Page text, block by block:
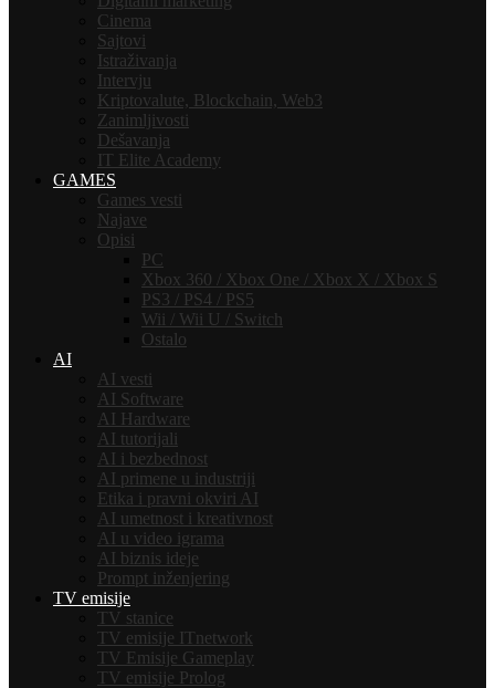
Cinema
Sajtovi
Istraživanja
Intervju
Kriptovalute, Blockchain, Web3
Zanimljivosti
Dešavanja
IT Elite Academy
GAMES
Games vesti
Najave
Opisi
PC
Xbox 360 / Xbox One / Xbox X / Xbox S
PS3 / PS4 / PS5
Wii / Wii U / Switch
Ostalo
AI
AI vesti
AI Software
AI Hardware
AI tutorijali
AI i bezbednost
AI primene u industriji
Etika i pravni okviri AI
AI umetnost i kreativnost
AI u video igrama
AI biznis ideje
Prompt inženjering
TV emisije
TV stanice
TV emisije ITnetwork
TV Emisije Gameplay
TV emisije Prolog